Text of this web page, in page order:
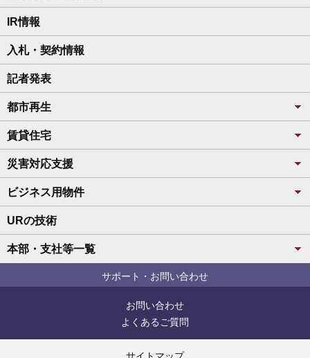
IR情報
入札・契約情報
記者発表
都市再生
賃貸住宅
災害対応支援
ビジネス用物件
URの技術
本部・支社等一覧
サポート・お問い合わせ
お問い合わせ
よくあるご質問